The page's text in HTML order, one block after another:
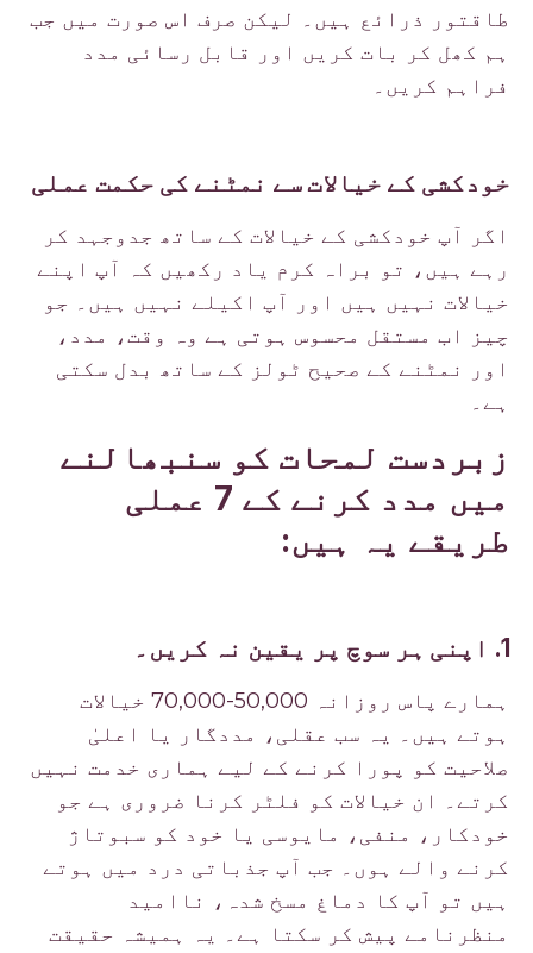
طاقتور ذرائع ہیں۔ لیکن صرف اس صورت میں جب
ہم کھل کر بات کریں اور قابل رسائی مدد
فراہم کریں۔
خودکشی کے خیالات سے نمٹنے کی حکمت عملی
اگر آپ خودکشی کے خیالات کے ساتھ جدوجہد کر
رہے ہیں، تو براہ کرم یاد رکھیں کہ آپ اپنے
خیالات نہیں ہیں اور آپ اکیلے نہیں ہیں۔ جو
چیز اب مستقل محسوس ہوتی ہے وہ وقت، مدد،
اور نمٹنے کے صحیح ٹولز کے ساتھ بدل سکتی
ہے۔
زبردست لمحات کو سنبھالنے
میں مدد کرنے کے 7 عملی
طریقے یہ ہیں:
ہمارے پاس روزانہ 50,000-70,000 خیالات
ہوتے ہیں۔ یہ سب عقلی، مددگار یا اعلیٰ
صلاحیت کو پورا کرنے کے لیے ہماری خدمت نہیں
کرتے۔ ان خیالات کو فلٹر کرنا ضروری ہے جو
خودکار، منفی، مایوسی یا خود کو سبوتاژ
کرنے والے ہوں۔ جب آپ جذباتی درد میں ہوتے
ہیں تو آپ کا دماغ مسخ شدہ، ناامید
منظرنامے پیش کر سکتا ہے۔ یہ ہمیشہ حقیقت